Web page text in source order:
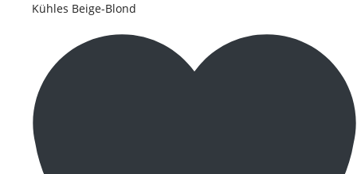
Kühles Beige-Blond